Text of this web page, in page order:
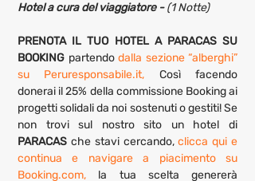
Hotel a cura del viaggiatore - (1 Notte)
PRENOTA IL TUO HOTEL A PARACAS SU
BOOKING partendo dalla sezione “alberghi”
su Peruresponsabile.it, Così facendo
donerai il 25% della commissione Booking ai
progetti solidali da noi sostenuti o gestiti! Se
PARACAS che stavi cercando, clicca qui e
continua e navigare a piacimento su
Booking.com, la tua scelta genererà